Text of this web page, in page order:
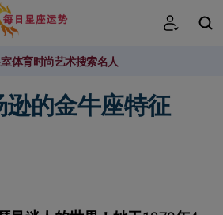
体育时尚艺术搜索名人
逊的金牛座特征